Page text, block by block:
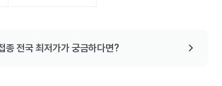
종 전국 최저가가 궁금하다면?